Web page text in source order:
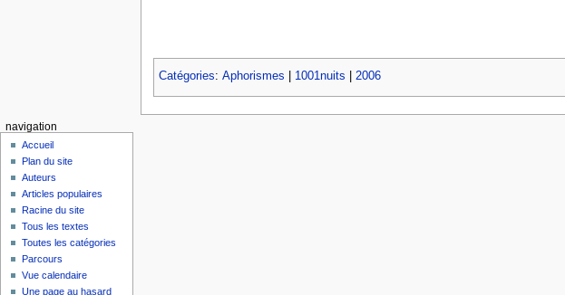
Catégories: Aphorismes 1001nuits 2006
navigation
Accueil
Plan du site
Auteurs
Articles populaires
Racine du site
Tous les textes
Toutes les catégories
Parcours
Vue calendaire
Une page au hasard